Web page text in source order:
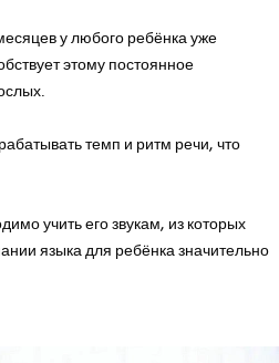
у любого ребёнка уже
этому постоянное
темп и ритм речи, что
учить его звукам, из которых
языка для ребёнка значительно